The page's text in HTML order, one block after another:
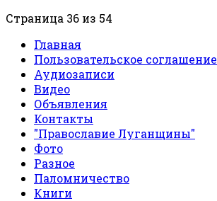
Страница 36 из 54
Главная
Пользовательское соглашение
Аудиозаписи
Видео
Объявления
Контакты
"Православие Луганщины"
Фото
Разное
Паломничество
Книги